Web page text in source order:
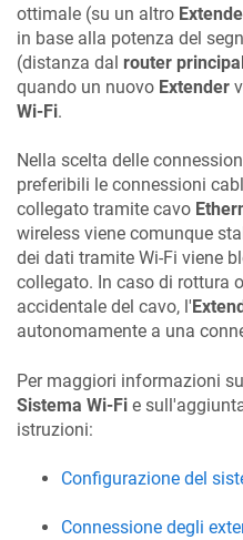
ottimale (su un altro
in base alla potenza del
(distanza dal router
quando un nuovo Extender
Wi-Fi.
Nella scelta delle
preferibili le connessioni
collegato tramite cavo
wireless viene comunque
dei dati tramite Wi-Fi viene
collegato. In caso di rottura
accidentale del cavo, l'
autonomamente a una
Per maggiori informazioni
Sistema Wi-Fi e
istruzioni:
Configurazione del
Connessione degli